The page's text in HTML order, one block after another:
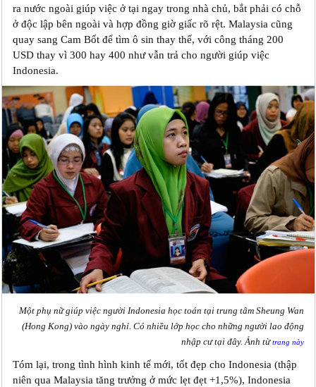
ra nước ngoài giúp việc ở tại ngay trong nhà chủ, bắt phải có chỗ
ở độc lập bên ngoài và hợp đồng giờ giấc rõ rệt. Malaysia cũng
quay sang Cam Bốt để tìm ô sin thay thế, với công tháng 200
USD thay vì 300 hay 400 như vẫn trả cho người giúp việc
Indonesia.
Một phụ nữ giúp việc người Indonesia học toán tại trung tâm Sheung Wan
(Hong Kong) vào ngày nghỉ. Có nhiều lớp học cho những người lao động
nhập cư tại đây. Ảnh từtrang này
Tóm lại, trong tình hình kinh tế mới, tốt đẹp cho Indonesia (thập
niên qua Malaysia tăng trưởng ở mức lẹt đẹt +1,5%), Indonesia